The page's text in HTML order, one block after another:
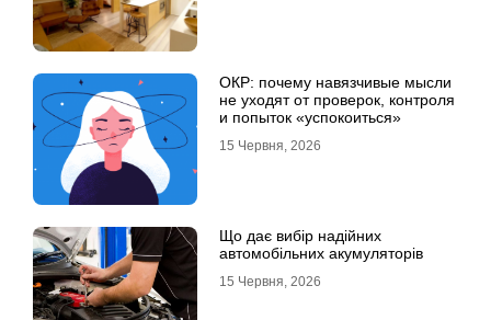
ОКР: почему навязчивые мысли
не уходят от проверок, контроля
и попыток «успокоиться»
15 Червня, 2026
Що дає вибір надійних
автомобільних акумуляторів
15 Червня, 2026